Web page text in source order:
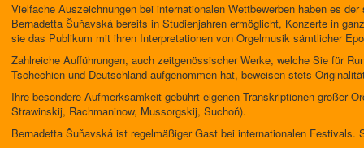
Vielfache Auszeichnungen bei internationalen Wettbewerben haben es
Bernadetta Šuňavská bereits in Studienjahren ermöglicht, Konzerte in
sie das Publikum mit ihren Interpretationen von Orgelmusik sämtlicher
Zahlreiche Aufführungen, auch zeitgenössischer Werke, welche Sie für
Tschechien und Deutschland aufgenommen hat, beweisen stets
Ihre besondere Aufmerksamkeit gebührt eigenen Transkriptionen großer
Strawinskij, Rachmaninow, Mussorgskij, Suchoň).
Bernadetta Šuňavská ist regelmäßiger Gast bei internationalen Festivals.